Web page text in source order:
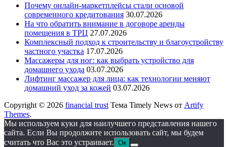
Почему онлайн-маркетплейсы стали основой
современного кредитования 30.07.2026
На что обратить внимание в договоре аренды
помещения в ТРЦ 27.07.2026
Комплексный подход к строительству и благоустройству
частного участка 17.07.2026
Массажеры для ног: как выбрать устройство для
домашнего ухода 03.07.2026
Лифтинг массажер для лица: как технологии меняют
домашний уход за кожей 03.07.2026
Copyright © 2026 financial trust Тема Timely News от Artify
Themes.
Мы используем куки для наилучшего представления нашего
сайта. Если Вы продолжите использовать сайт, мы будем
считать что Вас это устраивает. Ок